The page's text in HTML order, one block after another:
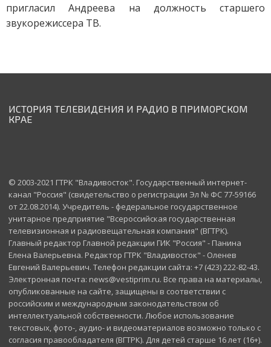
пригласил Андреева на должность старшего
звукорежиссера ТВ.
ИСТОРИЯ ТЕЛЕВИДЕНИЯ И РАДИО В ПРИМОРСКОМ
КРАЕ
© 2003-2021 ГТРК "Владивосток". Государственный интернет-
канал "Россия" (свидетельство о регистрации Эл № ФС 77-59166
от 22.08.2014). Учредитель - федеральное государственное
унитарное предприятие "Всероссийская государственная
телевизионная и радиовещательная компания" (ВГТРК).
Главный редактор Главной редакции ГИК "Россия" - Панина
Елена Валерьевна. Редактор ГТРК "Владивосток" - Оленев
Евгений Валерьевич. Телефон редакции сайта: +7 (423) 222-82-43.
Электронная почта: news@vestiprim.ru. Все права на материалы,
опубликованные на сайте, защищены в соответствии с
российским и международным законодательством об
интеллектуальной собственности. Любое использование
текстовых, фото-, аудио- и видеоматериалов возможно только с
согласия правообладателя (ВГТРК). Для детей старше 16 лет (16+).